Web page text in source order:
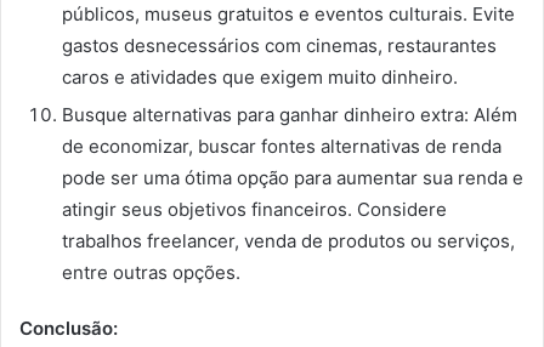
públicos, museus gratuitos e eventos culturais. Evite
gastos desnecessários com cinemas, restaurantes
caros e atividades que exigem muito dinheiro.
Busque alternativas para ganhar dinheiro extra: Além
de economizar, buscar fontes alternativas de renda
pode ser uma ótima opção para aumentar sua renda e
atingir seus objetivos financeiros. Considere
trabalhos freelancer, venda de produtos ou serviços,
entre outras opções.
Conclusão: